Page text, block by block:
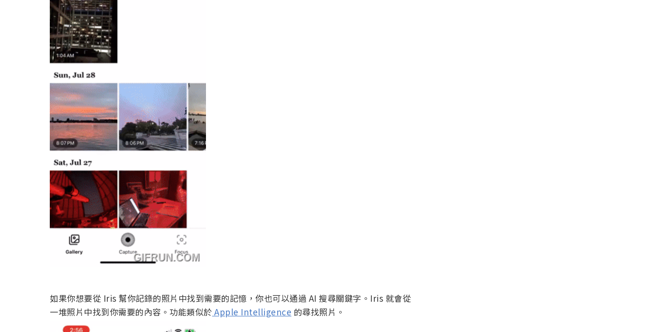
如果你想要從 Iris 幫你記錄的照片中找到需要的記憶，你也可以通過 AI 搜尋關鍵字。Iris 就會從
一堆照片中找到你需要的內容。功能類似於 Apple Intelligence 的尋找照片。